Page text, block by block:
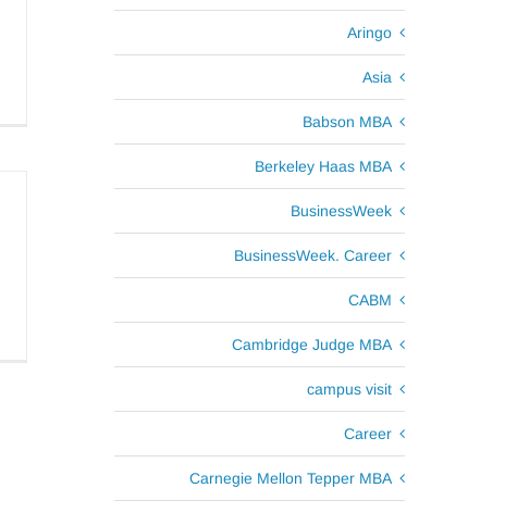
Aringo
Asia
Babson MBA
Berkeley Haas MBA
BusinessWeek
BusinessWeek. Career
CABM
Cambridge Judge MBA
campus visit
Career
Carnegie Mellon Tepper MBA